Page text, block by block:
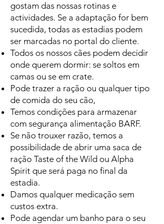
gostam das nossas rotinas e
actividades. Se a adaptação for bem
sucedida, todas as estadias podem
ser marcadas no portal do cliente.
Todos os nossos cães podem decidir
onde querem dormir: se soltos em
camas ou se em crate.
Pode trazer a ração ou qualquer tipo
de comida do seu cão,
Temos condições para armazenar
com segurança alimentação BARF.
Se não trouxer razão, temos a
possibilidade de abrir uma saca de
ração Taste of the Wild ou Alpha
Spirit que será paga no final da
estadia.
Damos qualquer medicação sem
custos extra.
Pode agendar um banho para o seu